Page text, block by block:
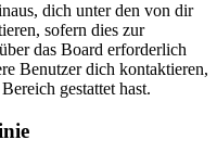
dich unter den von dir
sofern dies zur
das Board erforderlich
Benutzer dich kontaktieren,
gestattet hast.